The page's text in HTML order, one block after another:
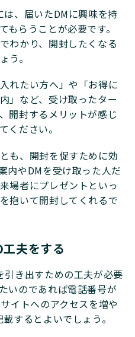
、届いたDMに興味を持
もらうことが必要です。
わかり、開封したくなる
う。
れたい方へ」や「お得に
」など、受け取ったター
開封するメリットが感じ
ください。
も、開封を促すために効
内やDMを受け取った人だ
場者にプレゼントといっ
抱いて開封してくれるで
夫をする
き出すための工夫が必要
いのであれば電話番号が
イトへのアクセスを増や
するとよいでしょう。